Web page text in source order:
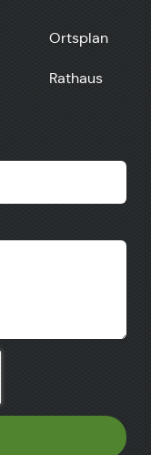
Ortsplan
Rathaus